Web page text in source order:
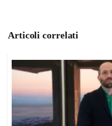
Articoli correlati